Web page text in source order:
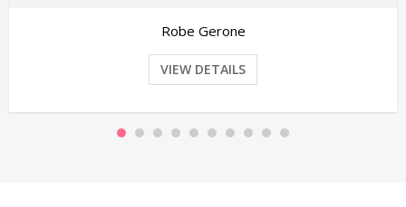
Robe Gerone
VIEW DETAILS